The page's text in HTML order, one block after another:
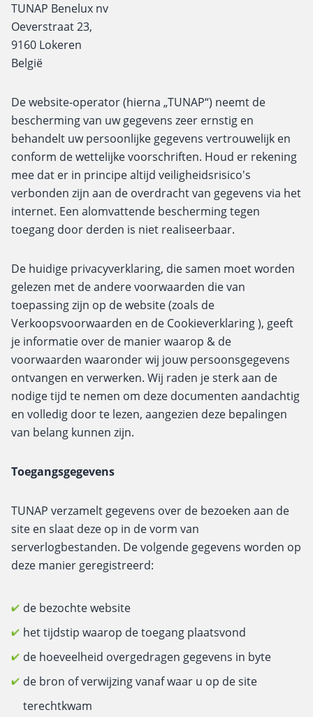
TUNAP Benelux nv
Oeverstraat 23,
9160 Lokeren
België
De website-operator (hierna „TUNAP“) neemt de
bescherming van uw gegevens zeer ernstig en
behandelt uw persoonlijke gegevens vertrouwelijk en
conform de wettelijke voorschriften. Houd er rekening
mee dat er in principe altijd veiligheidsrisico's
verbonden zijn aan de overdracht van gegevens via het
internet. Een alomvattende bescherming tegen
toegang door derden is niet realiseerbaar.
De huidige privacyverklaring, die samen moet worden
gelezen met de andere voorwaarden die van
toepassing zijn op de website (zoals de
Verkoopsvoorwaarden en de Cookieverklaring ), geeft
je informatie over de manier waarop & de
voorwaarden waaronder wij jouw persoonsgegevens
ontvangen en verwerken. Wij raden je sterk aan de
nodige tijd te nemen om deze documenten aandachtig
en volledig door te lezen, aangezien deze bepalingen
van belang kunnen zijn.
Toegangsgegevens
TUNAP verzamelt gegevens over de bezoeken aan de
site en slaat deze op in de vorm van
serverlogbestanden. De volgende gegevens worden op
deze manier geregistreerd:
de bezochte website
het tijdstip waarop de toegang plaatsvond
de hoeveelheid overgedragen gegevens in byte
de bron of verwijzing vanaf waar u op de site
terechtkwam